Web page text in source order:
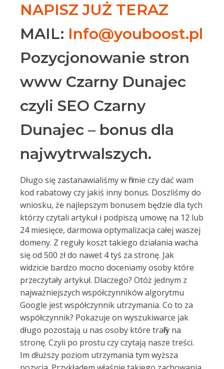
NAPISZ JUŻ TERAZ
MAIL: Info@youboost.pl
Pozycjonowanie stron
www Czarny Dunajec
czyli SEO Czarny
Dunajec – bonus dla
najwytrwalszych.
Długo się zastanawialiśmy w firmie czy dać wam
kod rabatowy czy jakiś inny bonus. Doszliśmy do
wniosku, że najlepszym bonusem będzie dla tych
którzy czytali artykuł i podpiszą umowę na 12 lub
24 miesięce, darmowa optymalizacja całej waszej
domeny. Z reguły koszt takiego działania wacha
się od 500 zł do nawet 4 tyś za stronę. Jak
widzicie bardzo mocno doceniamy osoby które
przeczytały artykuł. Dlaczego? Otóż jednym z
najważniejszych współczynników algorytmu
Google jest współczynnik utrzymania. Co to za
współczynnik? Pokazuje on wyszukiwarce jak
długo pozostają u nas osoby które trafiły na
stronę. Czyli po prostu czy czytają nasze treści.
Im dłuższy poziom utrzymania tym wyższa